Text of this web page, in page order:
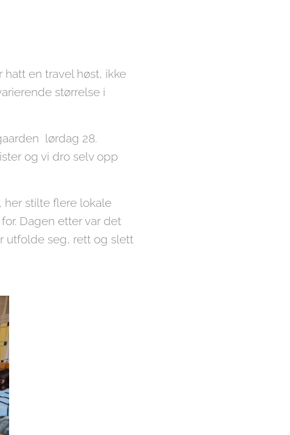
en travel høst, ikke
størrelse i
lørdag 28.
og vi dro selv opp
her stilte flere lokale
Dagen etter var det
utfolde seg, rett og slett